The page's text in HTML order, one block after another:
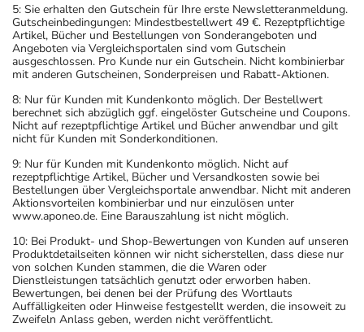
5: Sie erhalten den Gutschein für Ihre erste Newsletteranmeldung.
Gutscheinbedingungen: Mindestbestellwert 49 €. Rezeptpflichtige
Artikel, Bücher und Bestellungen von Sonderangeboten und
Angeboten via Vergleichsportalen sind vom Gutschein
ausgeschlossen. Pro Kunde nur ein Gutschein. Nicht kombinierbar
mit anderen Gutscheinen, Sonderpreisen und Rabatt-Aktionen.
8: Nur für Kunden mit Kundenkonto möglich. Der Bestellwert
berechnet sich abzüglich ggf. eingelöster Gutscheine und Coupons.
Nicht auf rezeptpflichtige Artikel und Bücher anwendbar und gilt
nicht für Kunden mit Sonderkonditionen.
9: Nur für Kunden mit Kundenkonto möglich. Nicht auf
rezeptpflichtige Artikel, Bücher und Versandkosten sowie bei
Bestellungen über Vergleichsportale anwendbar. Nicht mit anderen
Aktionsvorteilen kombinierbar und nur einzulösen unter
www.aponeo.de. Eine Barauszahlung ist nicht möglich.
10: Bei Produkt- und Shop-Bewertungen von Kunden auf unseren
Produktdetailseiten können wir nicht sicherstellen, dass diese nur
von solchen Kunden stammen, die die Waren oder
Dienstleistungen tatsächlich genutzt oder erworben haben.
Bewertungen, bei denen bei der Prüfung des Wortlauts
Auffälligkeiten oder Hinweise festgestellt werden, die insoweit zu
Zweifeln Anlass geben, werden nicht veröffentlicht.